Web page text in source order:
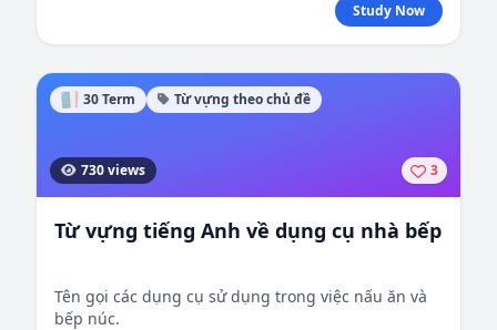
Study Now
30 Term Từ vựng theo chủ đề
730 views 3
Từ vựng tiếng Anh về dụng cụ nhà bếp
Tên gọi các dụng cụ sử dụng trong việc nấu ăn và
bếp núc.